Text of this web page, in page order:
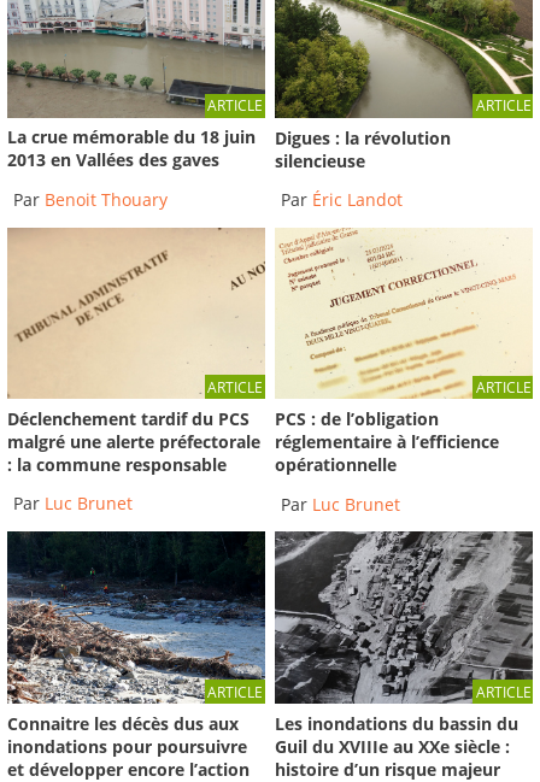
ARTICLE
La crue mémorable du 18 juin
2013 en Vallées des gaves
Par Benoit Thouary
ARTICLE
Digues : la révolution
silencieuse
Par Éric Landot
ARTICLE
Déclenchement tardif du PCS
malgré une alerte préfectorale
: la commune responsable
Par Luc Brunet
ARTICLE
PCS : de l’obligation
réglementaire à l’efficience
opérationnelle
Par Luc Brunet
ARTICLE
Connaitre les décès dus aux
inondations pour poursuivre
et développer encore l’action
ARTICLE
Les inondations du bassin du
Guil du XVIIIe au XXe siècle :
histoire d’un risque majeur